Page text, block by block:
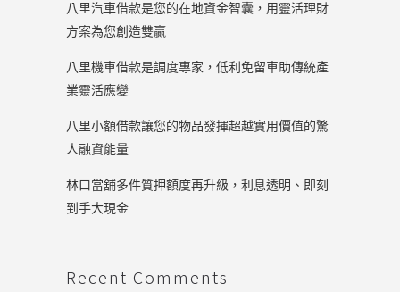
八里汽車借款是您的在地資金智囊，用靈活理財
方案為您創造雙贏
八里機車借款是調度專家，低利免留車助傳統產
業靈活應變
八里小額借款讓您的物品發揮超越實用價值的驚
人融資能量
林口當舖多件質押額度再升級，利息透明、即刻
到手大現金
Recent Comments